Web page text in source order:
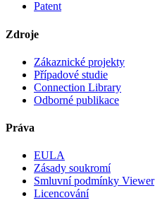
Patent
Zdroje
Zákaznické projekty
Případové studie
Connection Library
Odborné publikace
Práva
EULA
Zásady soukromí
Smluvní podmínky Viewer
Licencování